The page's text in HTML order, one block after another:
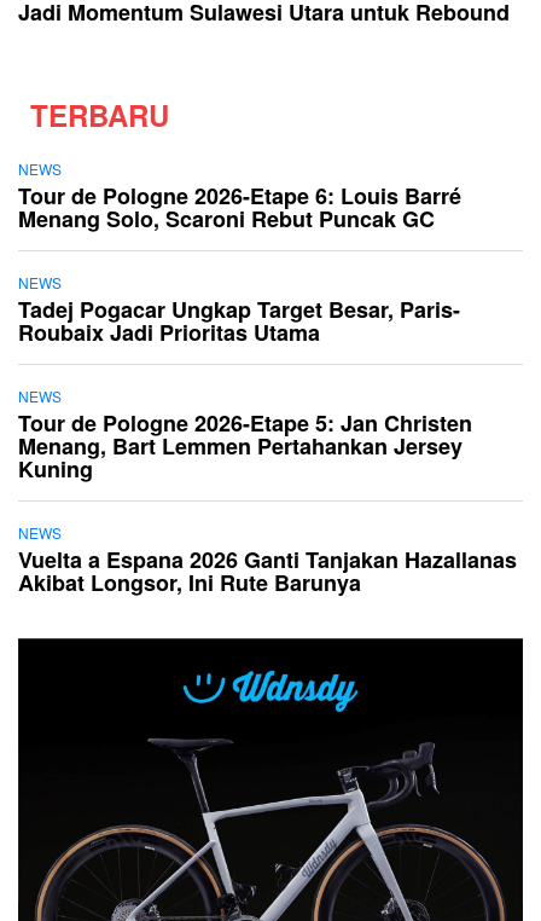
Jadi Momentum Sulawesi Utara untuk Rebound
TERBARU
NEWS
Tour de Pologne 2026-Etape 6: Louis Barré
Menang Solo, Scaroni Rebut Puncak GC
NEWS
Tadej Pogacar Ungkap Target Besar, Paris-
Roubaix Jadi Prioritas Utama
NEWS
Tour de Pologne 2026-Etape 5: Jan Christen
Menang, Bart Lemmen Pertahankan Jersey
Kuning
NEWS
Vuelta a Espana 2026 Ganti Tanjakan Hazallanas
Akibat Longsor, Ini Rute Barunya